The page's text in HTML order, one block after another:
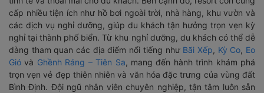
cấp nhiều tiện ích như hồ bơi ngoài trời, nhà hàng, khu vườn và
các dịch vụ nghỉ dưỡng, giúp du khách tận hưởng trọn vẹn kỳ
nghỉ tại thành phố biển. Từ khu nghỉ dưỡng, du khách có thể dễ
dàng tham quan các địa điểm nổi tiếng như Bãi Xếp, Kỳ Co, Eo
Gió và Ghềnh Ráng – Tiên Sa, mang đến hành trình khám phá
trọn vẹn vẻ đẹp thiên nhiên và văn hóa đặc trưng của vùng đất
Bình Định. Đội ngũ nhân viên chuyên nghiệp, tận tâm luôn sẵn